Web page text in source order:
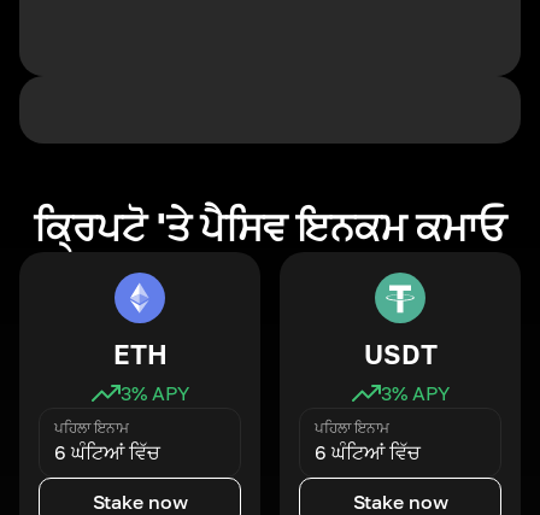
ਕ੍ਰਿਪਟੋ 'ਤੇ ਪੈਸਿਵ ਇਨਕਮ ਕਮਾਓ
ETH
3% APY
ਪਹਿਲਾ ਇਨਾਮ
6 ਘੰਟਿਆਂ ਵਿੱਚ
Stake now
USDT
3% APY
ਪਹਿਲਾ ਇਨਾਮ
6 ਘੰਟਿਆਂ ਵਿੱਚ
Stake now